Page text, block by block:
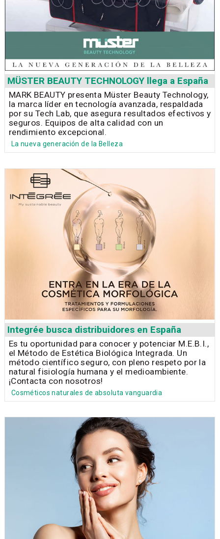
MÜSTER BEAUTY TECHNOLOGY llega a España
MARK BEAUTY presenta Müster Beauty Technology,
la marca líder en tecnología avanzada, respaldada
por su Tech Lab, que asegura resultados efectivos y
seguros. Equipos de alta calidad con un
rendimiento excepcional.
La nueva generación de la Belleza
Integrée busca distribuidores en España
Es tu oportunidad para conocer y potenciar M.E.B.I.,
el Método de Estética Biológica Integrada. Un
método científico seguro, con pleno respeto por la
natural fisiología humana y el medioambiente.
¡Contacta con nosotros!
Cosméticos naturales de absoluta vanguardia